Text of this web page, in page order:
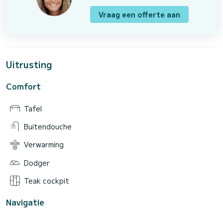
Vraag een offerte aan
Uitrusting
Comfort
Tafel
Buitendouche
Verwarming
Dodger
Teak cockpit
Navigatie